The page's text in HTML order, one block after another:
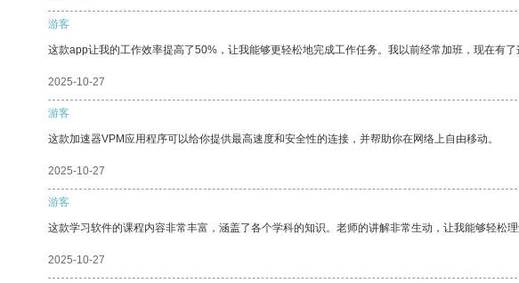
游客
这款app让我的工作效率提高了50%，让我能够更轻松地完成工作任务。我以前经常加班，现在有
2025-10-27
游客
这款加速器VPM应用程序可以给你提供最高速度和安全性的连接，并帮助你在网络上自由移动。
2025-10-27
游客
这款学习软件的课程内容非常丰富，涵盖了各个学科的知识。老师的讲解非常生动，让我能够轻松理
2025-10-27